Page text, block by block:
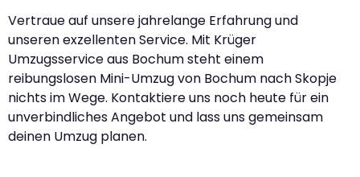
Vertraue auf unsere jahrelange Erfahrung und
unseren exzellenten Service. Mit Krüger
Umzugsservice aus Bochum steht einem
reibungslosen Mini-Umzug von Bochum nach Skopje
nichts im Wege. Kontaktiere uns noch heute für ein
unverbindliches Angebot und lass uns gemeinsam
deinen Umzug planen.